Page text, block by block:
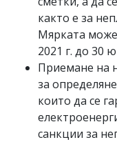
както е за
Мярката
2021 г. до 30
Приемане на
за
които да се
санкции за